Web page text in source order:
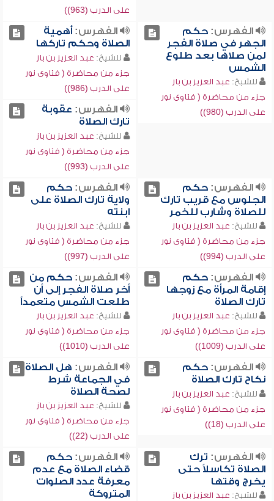
على الدرب (963))
الفهرس:حكم
الجهر في صلاة الفجر
لمن صلاها بعد طلوع
الشمس
للشيخ: عبد العزيز بن باز
جزء من محاضرة ( فتاوى نور
على الدرب (980))
الفهرس:أهمية
الصلاة وحكم تاركها
للشيخ: عبد العزيز بن باز
جزء من محاضرة ( فتاوى نور
على الدرب (986))
الفهرس: عقوبة
تارك الصلاة
للشيخ: عبد العزيز بن باز
جزء من محاضرة ( فتاوى نور
على الدرب (993))
الفهرس:حكم
الجلوس مع قريب تارك
للصلاة وشارب للخمر
للشيخ: عبد العزيز بن باز
جزء من محاضرة ( فتاوى نور
على الدرب (994))
الفهرس:حكم
ولاية تارك الصلاة على
ابنته
للشيخ: عبد العزيز بن باز
جزء من محاضرة ( فتاوى نور
على الدرب (997))
الفهرس:حكم
إقامة المرأة مع زوجها
تارك الصلاة
للشيخ: عبد العزيز بن باز
جزء من محاضرة ( فتاوى نور
على الدرب (1009))
الفهرس:حكم من
أخر صلاة الفجر إلى أن
طلعت الشمس متعمداً
للشيخ: عبد العزيز بن باز
جزء من محاضرة ( فتاوى نور
على الدرب (1010))
الفهرس:حكم
نكاح تارك الصلاة
للشيخ: عبد العزيز بن باز
جزء من محاضرة ( فتاوى نور
على الدرب (18))
الفهرس: هل الصلاة
في الجماعة شرط
لصحة الصلاة
للشيخ: عبد العزيز بن باز
جزء من محاضرة ( فتاوى نور
على الدرب (22))
الفهرس: ترك
الصلاة تكاسلاً حتى
يخرج وقتها
للشيخ: عبد العزيز بن باز
الفهرس:حكم
قضاء الصلاة مع عدم
معرفة عدد الصلوات
المتروكة